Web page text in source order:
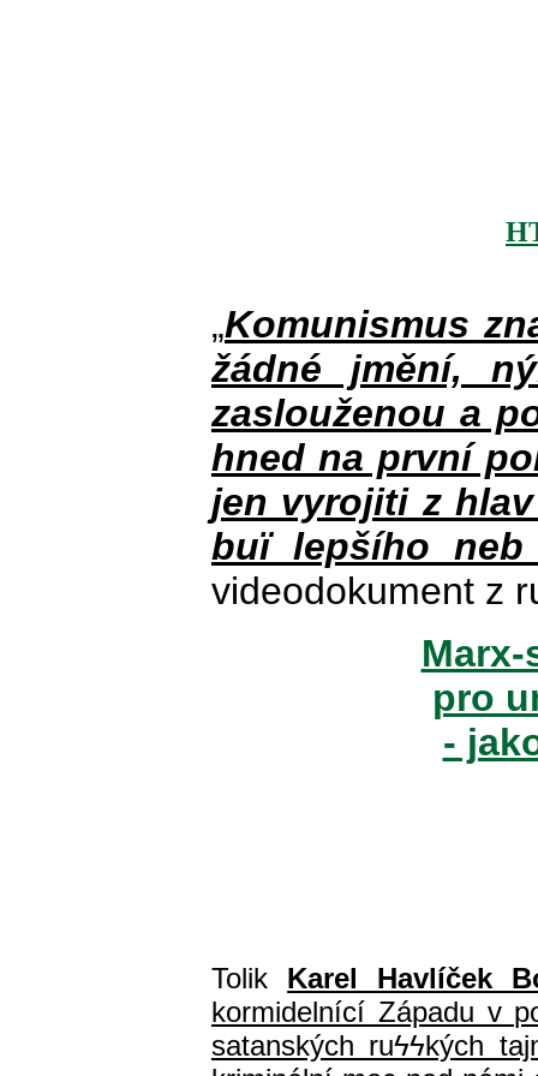
„Komunismus
žádné jmění,
zaslouženou a
hned na první
jen vyrojiti z
buï lepšího
videodokument z
pro
-
Tolik Karel Havlíček
kormidelnící Západu v
satanských ruϟϟkých